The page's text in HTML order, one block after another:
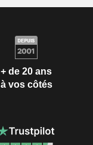
+ de 20 ans
à vos côtés